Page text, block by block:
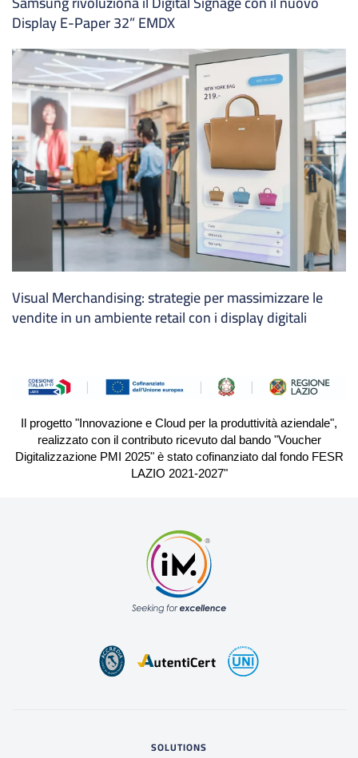
Display E-Paper 32” EMDX
Visual Merchandising: strategie per massimizzare le
vendite in un ambiente retail con i display digitali
Il progetto "Innovazione e Cloud per la produttività aziendale",
realizzato con il contributo ricevuto dal bando "Voucher
Digitalizzazione PMI 2025" è stato cofinanziato dal fondo FESR
LAZIO 2021-2027"
SOLUTIONS